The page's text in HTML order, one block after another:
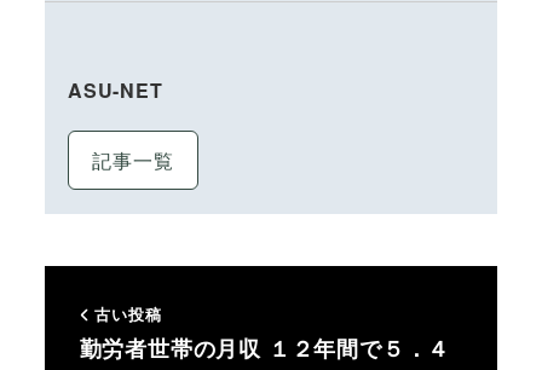
ASU-NET
記事一覧
古い投稿
勤労者世帯の月収 １２年間で５．４